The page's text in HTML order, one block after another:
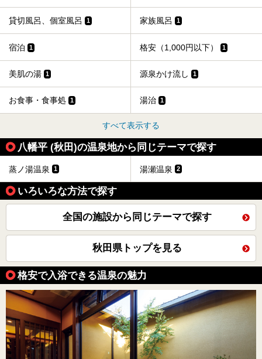
竿燈まつりを見た後は、秋田の温泉で骨休め。秋田美人を生
貸切風呂、個室風呂 1 家族風呂 1
宿泊 1 格安（1,000円以下） 1
美肌の湯 1 源泉かけ流し 1
お食事・食事処 1 湯治 1
すべて表示する
八幡平 (秋田)の温泉地から同じテーマで探す
蒸ノ湯温泉 1 湯瀬温泉 2
いろいろな方法で探す
全国の施設から同じテーマで探す
秋田県トップを見る
格安で入浴できる温泉の魅力